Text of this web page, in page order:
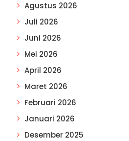
Agustus 2026
Juli 2026
Juni 2026
Mei 2026
April 2026
Maret 2026
Februari 2026
Januari 2026
Desember 2025